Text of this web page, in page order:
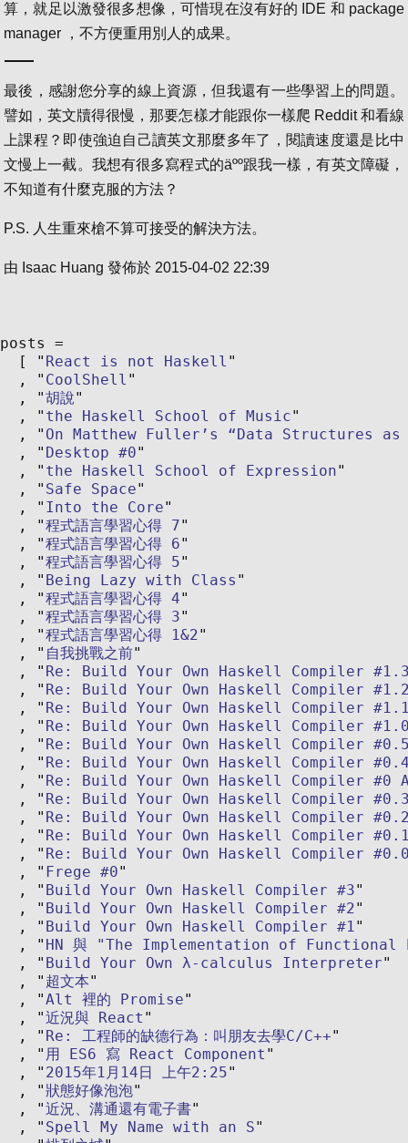
算，就足以激發很多想像，可惜現在沒有好的 IDE 和 package
manager ，不方便重用別人的成果。
最後，感謝您分享的線上資源，但我還有一些學習上的問題。
譬如，英文牘得很慢，那要怎樣才能跟你一樣爬 Reddit 和看線
上課程？即使強迫自己讀英文那麼多年了，閱讀速度還是比中
文慢上一截。我想有很多寫程式的äºº跟我一樣，有英文障礙，
不知道有什麼克服的方法？
P.S. 人生重來槍不算可接受的解決方法。
由 Isaac Huang 發佈於 2015-04-02 22:39
posts
React is not Haskell
CoolShell
胡說
the Haskell School of Music
On Matthew Fuller’s “Data Structures
Desktop #0
the Haskell School of Expression
Safe Space
Into the Core
程式語言學習心得 7
程式語言學習心得 6
程式語言學習心得 5
Being Lazy with Class
程式語言學習心得 4
程式語言學習心得 3
程式語言學習心得 1&2
自我挑戰之前
Re: Build Your Own Haskell Compiler
Re: Build Your Own Haskell Compiler
Re: Build Your Own Haskell Compiler
Re: Build Your Own Haskell Compiler
Re: Build Your Own Haskell Compiler
Re: Build Your Own Haskell Compiler
Re: Build Your Own Haskell Compiler #0
Re: Build Your Own Haskell Compiler
Re: Build Your Own Haskell Compiler
Re: Build Your Own Haskell Compiler
Re: Build Your Own Haskell Compiler
Frege #0
Build Your Own Haskell Compiler #3
Build Your Own Haskell Compiler #2
Build Your Own Haskell Compiler #1
HN 與 "The Implementation of Functional
Build Your Own λ-calculus Interpreter
超文本
Alt 裡的 Promise
近況與 React
Re: 工程師的缺德行為：叫朋友去學C/C++
用 ES6 寫 React Component
2015年1月14日 上午2:25
狀態好像泡泡
近況、溝通還有電子書
Spell My Name with an S